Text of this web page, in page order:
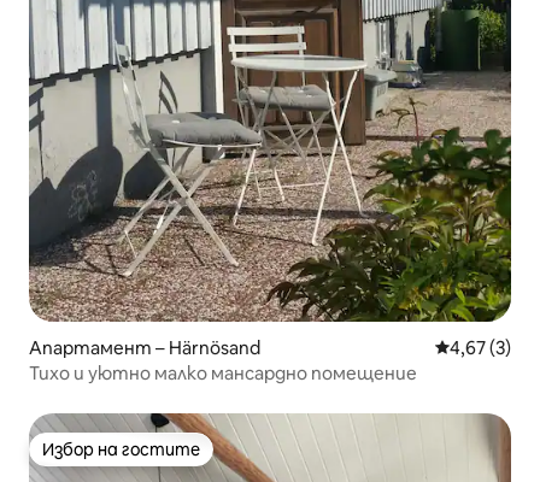
Апартамент – Härnösand Средна
4,67 (3)
Тихо и уютно малко мансардно помещение
Избор на гостите
Избор на гостите